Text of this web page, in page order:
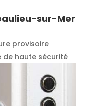
sur-Mer
provisoire
de haute sécurité